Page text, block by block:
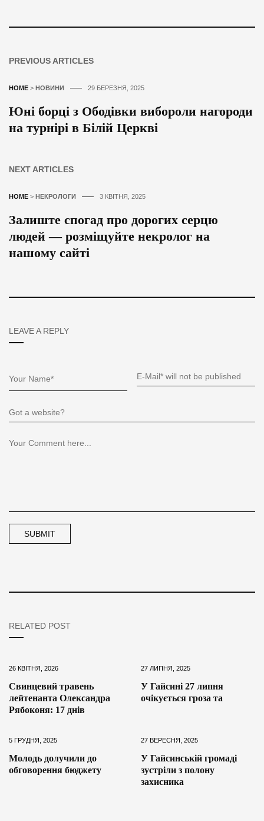
PREVIOUS ARTICLES
HOME > НОВИНИ 29 БЕРЕЗНЯ, 2025
Юні борці з Ободівки вибороли нагороди
на турнірі в Білій Церкві
NEXT ARTICLES
HOME > НЕКРОЛОГИ 3 КВІТНЯ, 2025
Залиште спогад про дорогих серцю
людей — розміщуйте некролог на
нашому сайті
LEAVE A REPLY
RELATED POST
26 КВІТНЯ, 2026
Свинцевий травень
лейтенанта Олександра
Рябоконя: 17 днів
27 ЛИПНЯ, 2025
У Гайсині 27 липня
очікується гроза та
5 ГРУДНЯ, 2025
Молодь долучили до
обговорення бюджету
27 ВЕРЕСНЯ, 2025
У Гайсинській громаді
зустріли з полону
захисника